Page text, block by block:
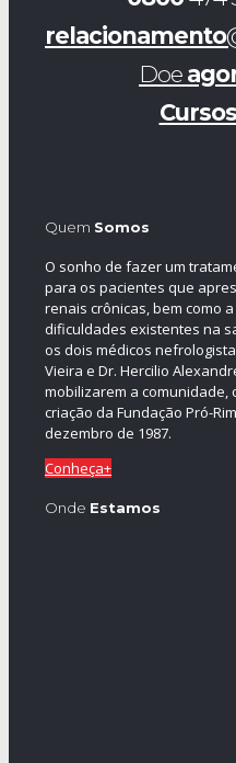
relacionamento
Doe
Cursos
Quem Somos
O sonho de fazer um
para os pacientes que
renais crônicas, bem como
dificuldades existentes na
os dois médicos
Vieira e Dr. Hercilio
mobilizarem a comunidade,
criação da Fundação Pró-
dezembro de 1987.
Conheça+
Onde Estamos